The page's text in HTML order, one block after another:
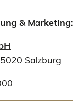
& Marketing:
Salzburg